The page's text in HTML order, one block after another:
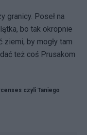
granicy. Poseł na
bo tak okropnie
ziemi, by mogły tam
też coś Prusakom
czyli Taniego